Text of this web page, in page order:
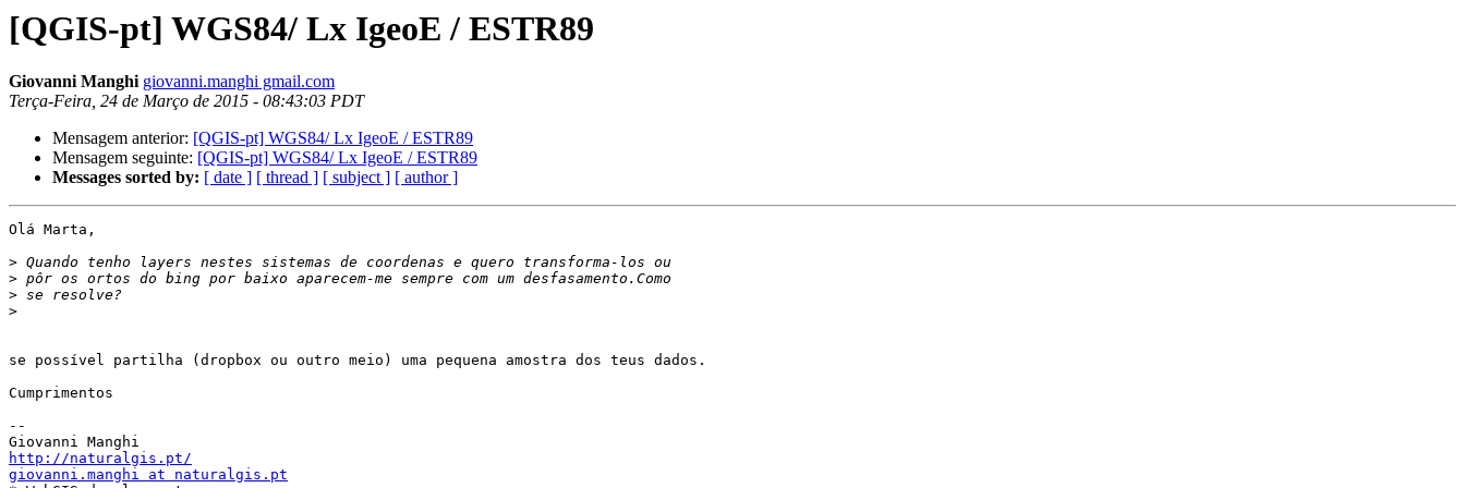
[QGIS-pt] WGS84/ Lx IgeoE / ESTR89
Giovanni Manghi giovanni.manghi gmail.com
Terça-Feira, 24 de Março de 2015 - 08:43:03 PDT
Mensagem anterior: [QGIS-pt] WGS84/ Lx IgeoE / ESTR89
Mensagem seguinte: [QGIS-pt] WGS84/ Lx IgeoE / ESTR89
Messages sorted by: [ date ] [ thread ] [ subject ] [ author ]
Olá Marta,
>
>
>
>
se possível partilha (dropbox ou outro meio) uma pequena amostra dos teus dados.
Cumprimentos
--
http://naturalgis.pt/
giovanni.manghi at naturalgis.pt